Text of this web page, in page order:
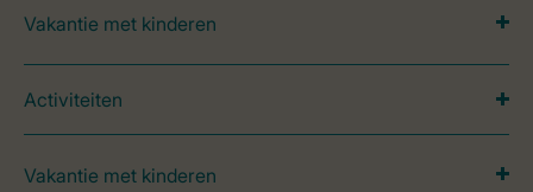
Vakantie met kinderen
Activiteiten
Vakantie met kinderen